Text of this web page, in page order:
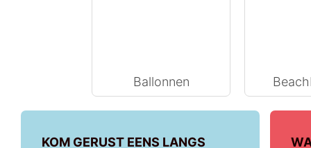
Ballonnen
KOM GERUST EENS LANGS